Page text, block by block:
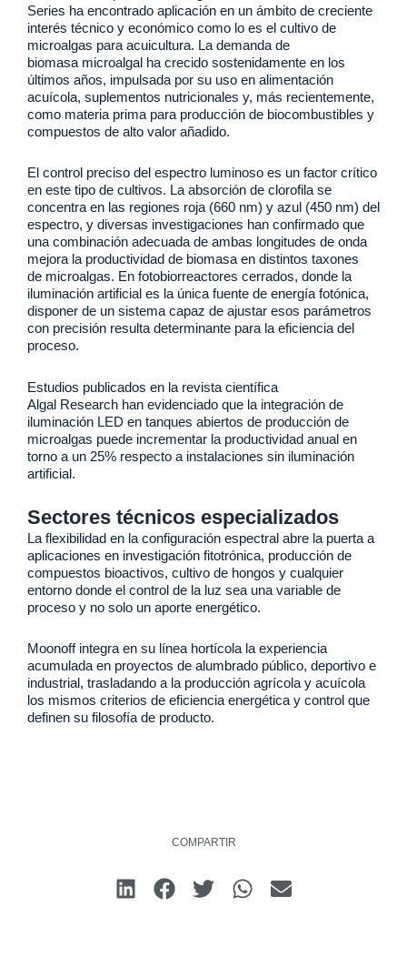
Series ha encontrado aplicación en un ámbito de creciente
interés técnico y económico como lo es el cultivo de
microalgas para acuicultura. La demanda de
biomasa microalgal ha crecido sostenidamente en los
últimos años, impulsada por su uso en alimentación
acuícola, suplementos nutricionales y, más recientemente,
como materia prima para producción de biocombustibles y
compuestos de alto valor añadido.
El control preciso del espectro luminoso es un factor crítico
en este tipo de cultivos. La absorción de clorofila se
concentra en las regiones roja (660 nm) y azul (450 nm) del
espectro, y diversas investigaciones han confirmado que
una combinación adecuada de ambas longitudes de onda
mejora la productividad de biomasa en distintos taxones
de microalgas. En fotobiorreactores cerrados, donde la
iluminación artificial es la única fuente de energía fotónica,
disponer de un sistema capaz de ajustar esos parámetros
con precisión resulta determinante para la eficiencia del
proceso.
Estudios publicados en la revista científica
Algal Research han evidenciado que la integración de
iluminación LED en tanques abiertos de producción de
microalgas puede incrementar la productividad anual en
torno a un 25% respecto a instalaciones sin iluminación
artificial.
Sectores técnicos especializados
La flexibilidad en la configuración espectral abre la puerta a
aplicaciones en investigación fitotrónica, producción de
compuestos bioactivos, cultivo de hongos y cualquier
entorno donde el control de la luz sea una variable de
proceso y no solo un aporte energético.
Moonoff integra en su línea hortícola la experiencia
acumulada en proyectos de alumbrado público, deportivo e
industrial, trasladando a la producción agrícola y acuícola
los mismos criterios de eficiencia energética y control que
definen su filosofía de producto.
COMPARTIR